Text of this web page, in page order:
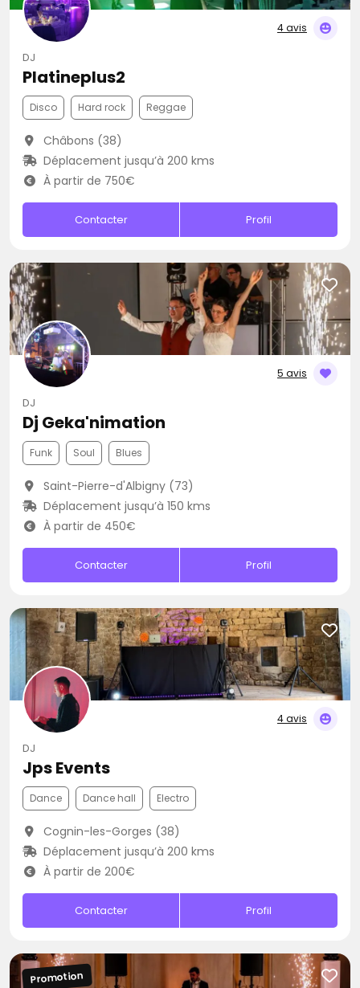
4 avis
DJ
Platineplus2
Disco Hard rock Reggae
Châbons (38)
Déplacement jusqu’à 200 kms
À partir de 750€
Contacter Profil
5 avis
DJ
Dj Geka'nimation
Funk Soul Blues
Saint-Pierre-d'Albigny (73)
Déplacement jusqu’à 150 kms
À partir de 450€
Contacter Profil
4 avis
DJ
Jps Events
Dance Dance hall Electro
Cognin-les-Gorges (38)
Déplacement jusqu’à 200 kms
À partir de 200€
Contacter Profil
Promotion